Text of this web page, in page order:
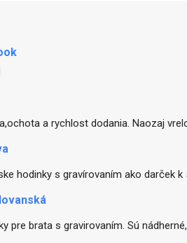
a rychlost dodania. Naozaj
hodinky s gravírovaním ako darček
pre brata s gravirovaním. Sú